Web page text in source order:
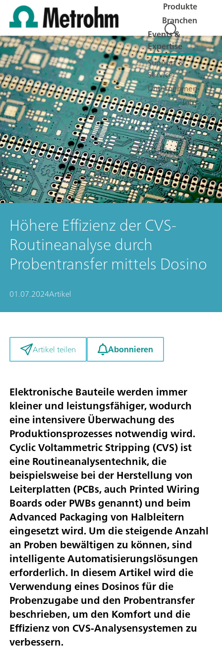
Produkte
Branchen
Events &
Expertise
Support &
Service
Unternehmen
Jobs
Höhere Effizienz der CVS-
Routineanalyse durch
Probentransfer mittels Dosino
01.07.2024Artikel
Artikel teilen Abonnieren
Elektronische Bauteile werden immer
kleiner und leistungsfähiger, wodurch
eine intensivere Überwachung des
Produktionsprozesses notwendig wird.
Cyclic Voltammetric Stripping (CVS) ist
eine Routineanalysentechnik, die
beispielsweise bei der Herstellung von
Leiterplatten (PCBs, auch Printed Wiring
Boards oder PWBs genannt) und beim
Advanced Packaging von Halbleitern
eingesetzt wird. Um die steigende Anzahl
an Proben bewältigen zu können, sind
intelligente Automatisierungslösungen
erforderlich. In diesem Artikel wird die
Verwendung eines Dosinos für die
Probenzugabe und den Probentransfer
beschrieben, um den Komfort und die
Effizienz von CVS-Analysensystemen zu
verbessern.